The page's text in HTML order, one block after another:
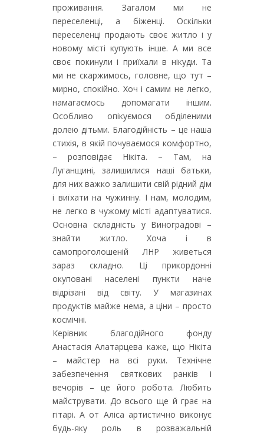
проживання. Загалом ми не
переселенці, а біженці. Оскільки
переселенці продають своє житло і у
новому місті купують інше. А ми все
своє покинули і приїхали в нікуди. Та
ми не скаржимось, головне, що тут –
мирно, спокійно. Хоч і самим не легко,
намагаємось допомагати іншим.
Особливо опікуємося обділеними
долею дітьми. Благодійність – це наша
стихія, в якій почуваємося комфортно,
– розповідає Нікіта. – Там, на
Луганщині, залишилися наші батьки,
для них важко залишити свій рідний дім
і виїхати на чужинну. І нам, молодим,
не легко в чужому місті адаптуватися.
Основна складність у Виноградові –
знайти житло. Хоча і в
самопроголошеній ЛНР живеться
зараз складно. Ці прикордонні
окуповані населені пункти наче
відрізані від світу. У магазинах
продуктів майже нема, а ціни – просто
космічні.
Керівник благодійного фонду
Анастасія Алатарцева каже, що Нікіта
– майстер на всі руки. Технічне
забезпечення святкових ранків і
вечорів – це його робота. Любить
майструвати. До всього ще й грає на
гітарі. А от Аліса артистично виконує
будь-яку роль в розважальній